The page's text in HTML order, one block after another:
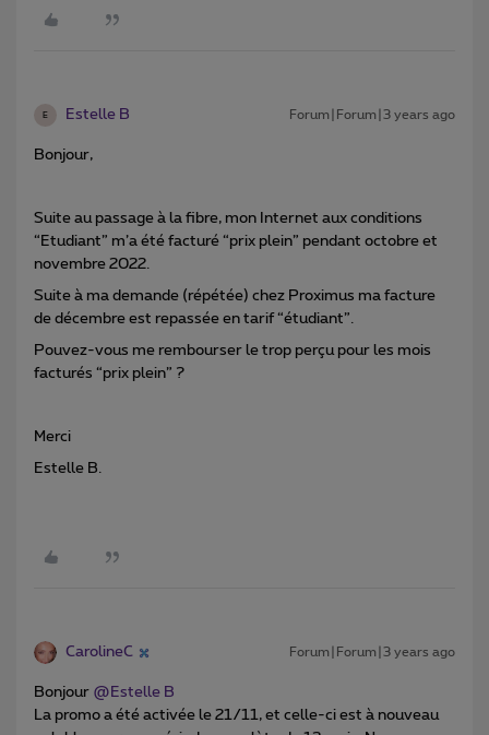
E Estelle B Forum|Forum|3 years ago
Bonjour,
Suite au passage à la fibre, mon Internet aux conditions
“Etudiant” m’a été facturé “prix plein” pendant octobre et
novembre 2022.
Suite à ma demande (répétée) chez Proximus ma facture
de décembre est repassée en tarif “étudiant”.
Pouvez-vous me rembourser le trop perçu pour les mois
facturés “prix plein” ?
Merci
Estelle B.
CarolineC Forum|Forum|3 years ago
Bonjour @Estelle B
La promo a été activée le 21/11, et celle-ci est à nouveau